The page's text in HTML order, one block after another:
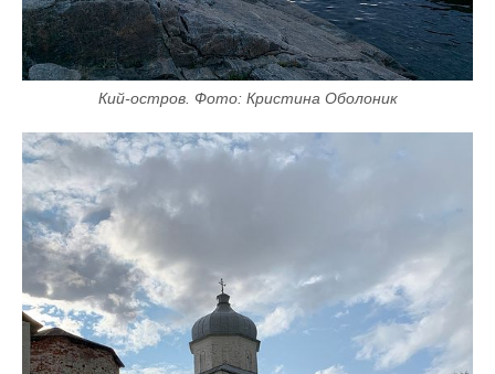
Кий-остров. Фото: Кристина Оболоник